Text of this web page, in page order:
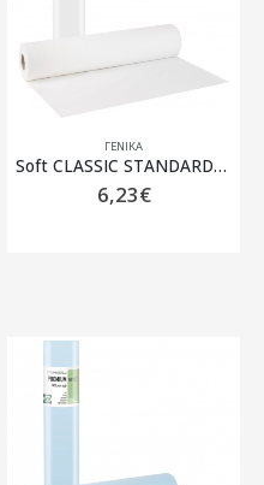
ΓΕΝΙΚΆ
Soft CLASSIC STANDARD ρολό Χάρτινο δίφυλλο Λευκό – 68cm x 50m
6,23€